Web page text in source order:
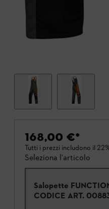
168,00 €*
Tutti i prezzi includono il
Seleziona l'articolo
Salopette
CODICE ART.